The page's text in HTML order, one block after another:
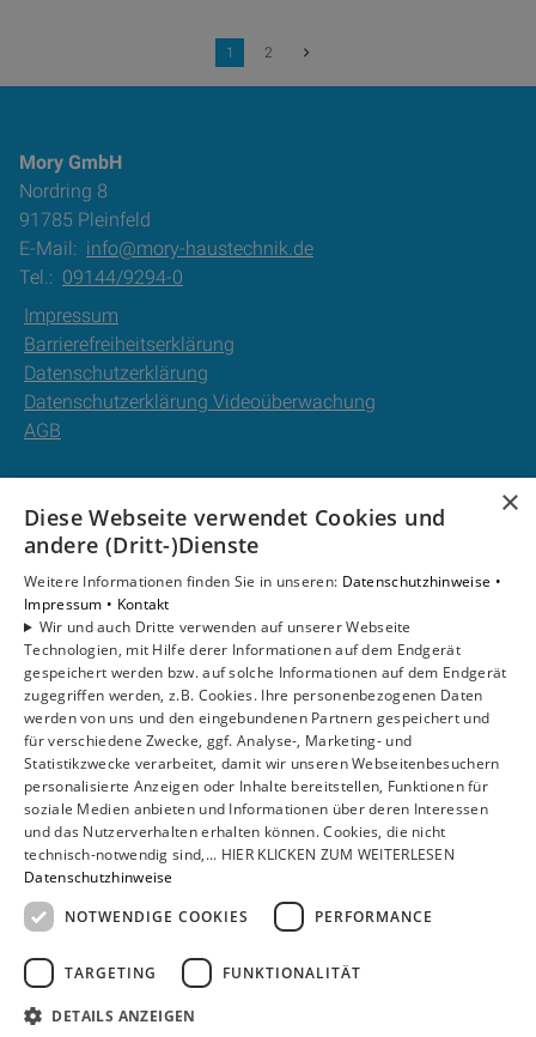
1 2
Mory GmbH
Nordring 8
91785 Pleinfeld
E-Mail: info@mory-haustechnik.de
Tel.: 09144/9294-0
Impressum
Barrierefreiheitserklärung
Datenschutzerklärung
Datenschutzerklärung Videoüberwachung
AGB
Privatkunden
Gewerbekunden
Karriere
Unternehmen
Kontakt
Um externe HTML-Inhalte anzuzeigen, benötigen wir
Ihre Einwilligung.
Weitere Informationen finden Sie in unserer
Datenschutzerklärung.
Cookie-Einstellungen öffnen
×
Diese Webseite verwendet Cookies und
andere (Dritt-)Dienste
Weitere Informationen finden Sie in unseren: Datenschutzhinweise •
Impressum • Kontakt
Wir und auch Dritte verwenden auf unserer Webseite
Technologien, mit Hilfe derer Informationen auf dem Endgerät
gespeichert werden bzw. auf solche Informationen auf dem Endgerät
zugegriffen werden, z.B. Cookies. Ihre personenbezogenen Daten
werden von uns und den eingebundenen Partnern gespeichert und
für verschiedene Zwecke, ggf. Analyse-, Marketing- und
Statistikzwecke verarbeitet, damit wir unseren Webseitenbesuchern
personalisierte Anzeigen oder Inhalte bereitstellen, Funktionen für
soziale Medien anbieten und Informationen über deren Interessen
und das Nutzerverhalten erhalten können. Cookies, die nicht
technisch-notwendig sind,... HIER KLICKEN ZUM WEITERLESEN
Datenschutzhinweise
NOTWENDIGE COOKIES
PERFORMANCE
TARGETING FUNKTIONALITÄT
DETAILS ANZEIGEN